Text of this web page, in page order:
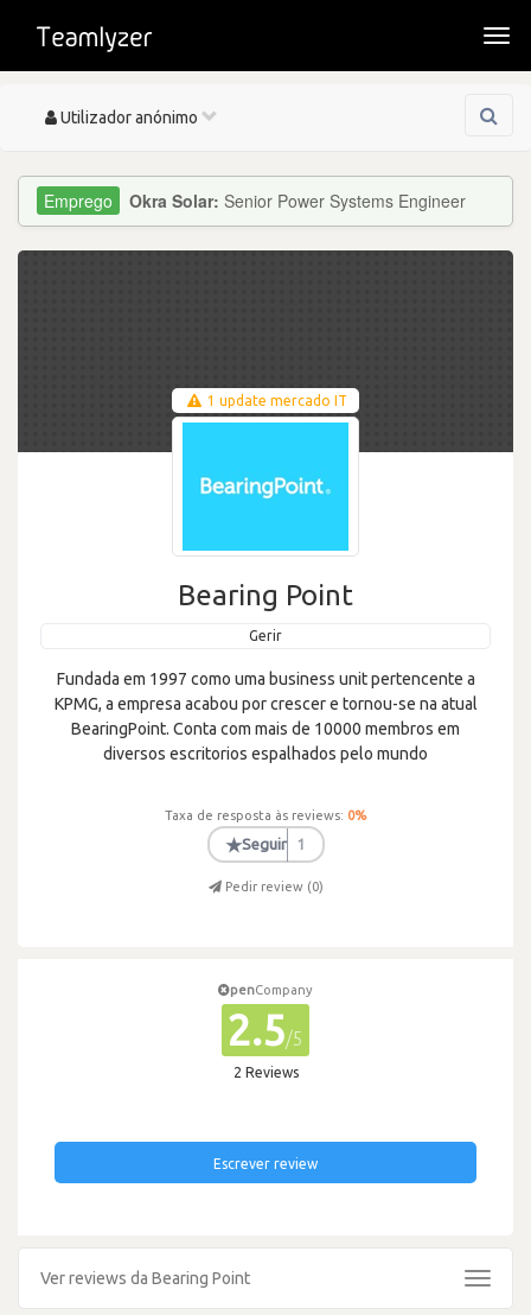
Toggle
Utilizador anónimo
Okra Solar: Senior Power Systems Engineer
1 update mercado IT
Bearing Point
Gerir
Fundada em 1997 como uma business unit pertencente a
KPMG, a empresa acabou por crescer e tornou-se na atual
BearingPoint. Conta com mais de 10000 membros em
diversos escritorios espalhados pelo mundo
Taxa de resposta às reviews: 0%
★Seguir 1
Pedir review (0)
penCompany
2.5/5
2 Reviews
Escrever review
Ver reviews da Bearing Point
Toggle